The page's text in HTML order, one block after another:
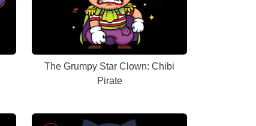
The Grumpy Star Clown: Chibi
Pirate